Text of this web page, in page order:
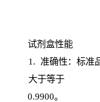
试剂盒性能
1 . 准确性：标准
大于等于
0.9900。